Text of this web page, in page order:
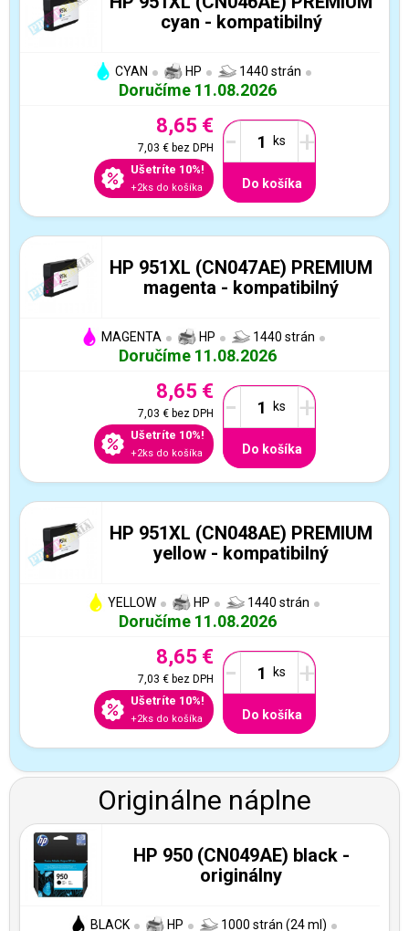
cyan - kompatibilný
CYAN HP 1440 strán
Doručíme 11.08.2026
8,65 €
7,03 €bez DPH
Ušetríte 10%!
+2ks do košíka
- +
Do košíka
HP 951XL (CN047AE) PREMIUM
magenta - kompatibilný
MAGENTA HP 1440 strán
Doručíme 11.08.2026
8,65 €
7,03 €bez DPH
Ušetríte 10%!
+2ks do košíka
- +
Do košíka
HP 951XL (CN048AE) PREMIUM
yellow - kompatibilný
YELLOW HP 1440 strán
Doručíme 11.08.2026
8,65 €
7,03 €bez DPH
Ušetríte 10%!
+2ks do košíka
- +
Do košíka
Originálne náplne
HP 950 (CN049AE) black -
originálny
BLACK HP 1000 strán (24 ml)